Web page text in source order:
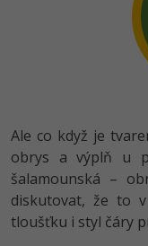
Ale co když je
obrys a výplň u
šalamounská –
diskutovat, že to
tloušťku i styl čáry